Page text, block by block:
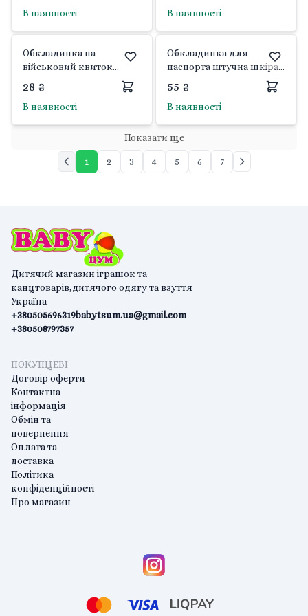
В наявності В наявності
Обкладинка на
військовий квиток
глянець мікс кольорів
126812 Україна
28 ₴
В наявності
Обкладинка для
паспорта штучна шкіра
кобра м'яка мікс P-7284
Україна
55 ₴
В наявності
Показати ще
1 2 3 4 5 6 7
Дитячий магазин іграшок та
канцтоварів,дитячого одягу та взуття
Україна
+380505696319
+380508797357
babytsum.ua@gmail.com
ПОКУПЦЕВІ
Договір оферти
Контактна
інформація
Обмін та
повернення
Оплата та
доставка
Політика
конфіденційності
Про магазин